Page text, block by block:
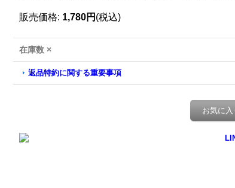
販売価格: 1,780円 (税込)
在庫数 ×
返品特約に関する重要事項
お気に